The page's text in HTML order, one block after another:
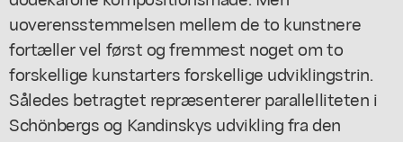
uoverensstemmelsen mellem de to kunstnere
fortæller vel først og fremmest noget om to
forskellige kunstarters forskellige udviklingstrin.
Således betragtet repræsenterer parallelliteten i
Schönbergs og Kandinskys udvikling fra den